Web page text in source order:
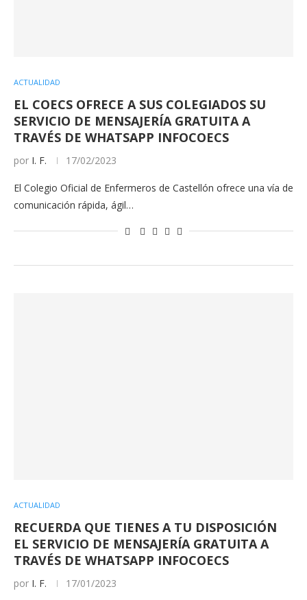
ACTUALIDAD
EL COECS OFRECE A SUS COLEGIADOS SU
SERVICIO DE MENSAJERÍA GRATUITA A
TRAVÉS DE WHATSAPP INFOCOECS
por I. F. 17/02/2023
El Colegio Oficial de Enfermeros de Castellón ofrece una vía de
comunicación rápida, ágil…
ACTUALIDAD
RECUERDA QUE TIENES A TU DISPOSICIÓN
EL SERVICIO DE MENSAJERÍA GRATUITA A
TRAVÉS DE WHATSAPP INFOCOECS
por I. F. 17/01/2023